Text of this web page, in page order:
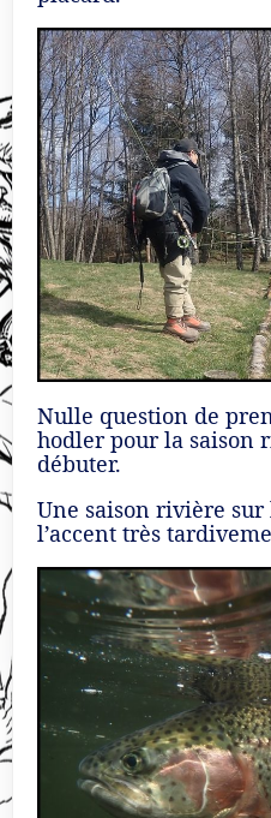
Nulle question de
hodler pour la saison
débuter.
Une saison rivière
l’accent très